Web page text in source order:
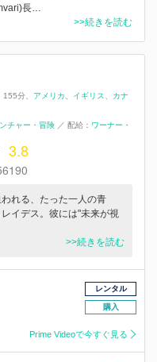
長…
>>続きを読む
155分 アメリカ イギリス
カナ
チャー・冒険 ／ 配給： ワーナー・
3.8
れる、たった一人の青
イデス。彼には"未来が視
>>続きを読む
レンタル
購入
Prime Videoで今すぐ見る